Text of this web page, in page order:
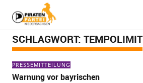
SCHLAGWORT: TEMPOLIMIT
PRESSEMITTEILUNG
Warnung vor bayrischen